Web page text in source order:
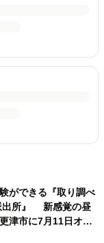
ができる『取り調べ
出所』 新感覚の昼
津市に7月11日オー